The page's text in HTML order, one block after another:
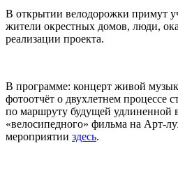
В открытии велодорожки примут
жители окрестных домов, люди,
реализации проекта.
В программе: концерт живой
фотоотчёт о двухлетнем процессе
по маршруту будущей удлиненной
«велосипедного» фильма на Арт-
мероприятии здесь.